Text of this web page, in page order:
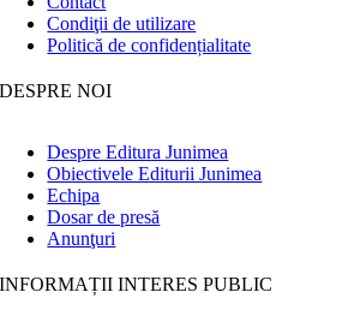
Condiţii de utilizare
Politică de confidențialitate
DESPRE NOI
Despre Editura Junimea
Obiectivele Editurii Junimea
Echipa
Dosar de presă
Anunţuri
INFORMAȚII INTERES PUBLIC